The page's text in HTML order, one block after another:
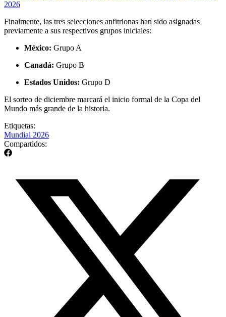
2026
Finalmente, las tres selecciones anfitrionas han sido asignadas
previamente a sus respectivos grupos iniciales:
México: Grupo A
Canadá: Grupo B
Estados Unidos: Grupo D
El sorteo de diciembre marcará el inicio formal de la Copa del
Mundo más grande de la historia.
Etiquetas:
Mundial 2026
Compartidos: